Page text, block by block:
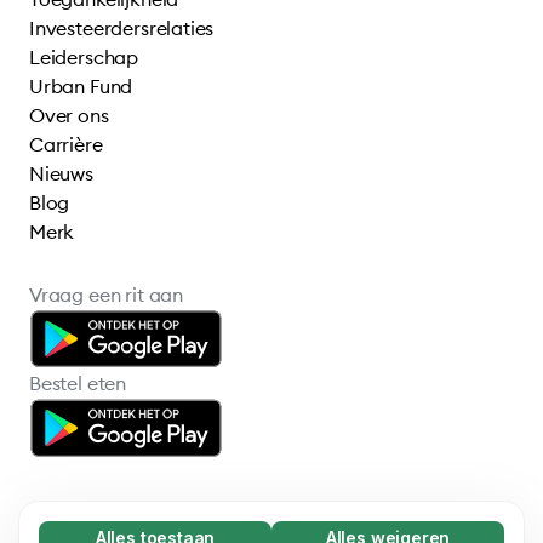
Alles toestaan Alles weigeren
Investeerdersrelaties
Leiderschap
Urban Fund
Over ons
Carrière
Nieuws
Blog
Merk
Vraag een rit aan
Bestel eten